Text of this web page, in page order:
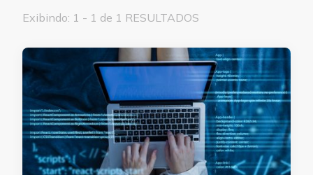
Exibindo: 1 - 1 de 1 RESULTADOS